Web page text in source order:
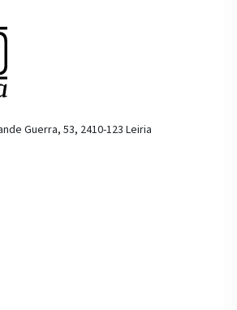
Guerra, 53, 2410-123 Leiria